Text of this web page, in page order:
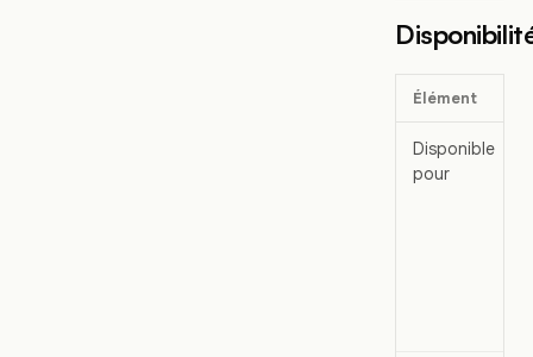
Élément
Disponible
pour